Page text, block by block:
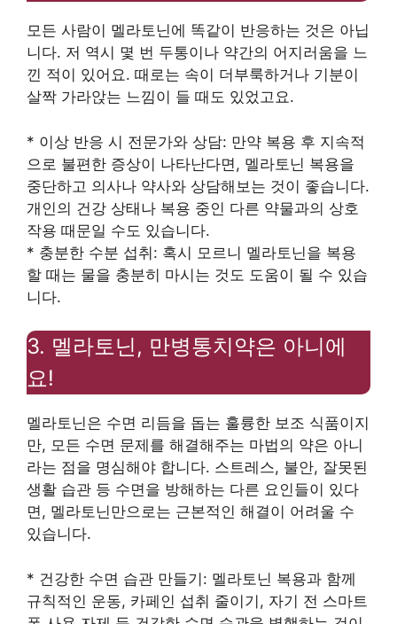
모든 사람이 멜라토닌에 똑같이 반응하는 것은 아닙
니다. 저 역시 몇 번 두통이나 약간의 어지러움을 느
낀 적이 있어요. 때로는 속이 더부룩하거나 기분이
살짝 가라앉는 느낌이 들 때도 있었고요.
* 이상 반응 시 전문가와 상담: 만약 복용 후 지속적
으로 불편한 증상이 나타난다면, 멜라토닌 복용을
중단하고 의사나 약사와 상담해보는 것이 좋습니다.
개인의 건강 상태나 복용 중인 다른 약물과의 상호
작용 때문일 수도 있습니다.
* 충분한 수분 섭취: 혹시 모르니 멜라토닌을 복용
할 때는 물을 충분히 마시는 것도 도움이 될 수 있습
니다.
3. 멜라토닌, 만병통치약은 아니에
요!
멜라토닌은 수면 리듬을 돕는 훌륭한 보조 식품이지
만, 모든 수면 문제를 해결해주는 마법의 약은 아니
라는 점을 명심해야 합니다. 스트레스, 불안, 잘못된
생활 습관 등 수면을 방해하는 다른 요인들이 있다
면, 멜라토닌만으로는 근본적인 해결이 어려울 수
있습니다.
* 건강한 수면 습관 만들기: 멜라토닌 복용과 함께
규칙적인 운동, 카페인 섭취 줄이기, 자기 전 스마트